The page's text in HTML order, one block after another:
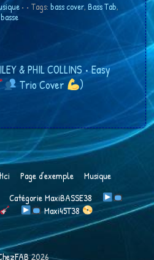
• • Tags:bass cover, Bass Tab,
& PHIL COLLINS • Easy
Trio Cover ​)
Page d’exemple
Musique
Catégorie MaxiBASSE38
​​​ Maxi45T38
2026